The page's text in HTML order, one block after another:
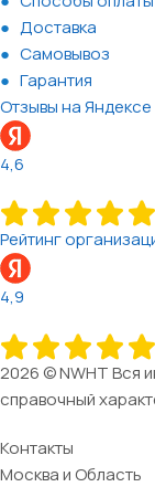
Доставка
Самовывоз
Гарантия
Отзывы на Яндексе
4,6
Рейтинг
4,9
2026 © NWHT Вся
справочный
Контакты
Москва и Область